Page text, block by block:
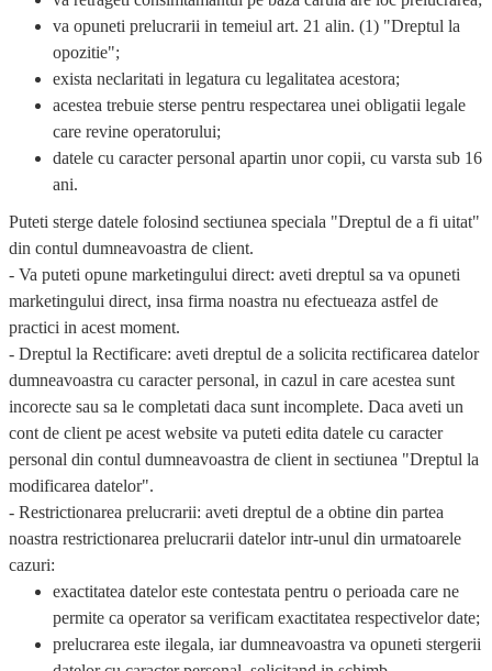
va opuneti prelucrarii in temeiul art. 21 alin. (1) "Dreptul la
opozitie";
exista neclaritati in legatura cu legalitatea acestora;
acestea trebuie sterse pentru respectarea unei obligatii legale
care revine operatorului;
datele cu caracter personal apartin unor copii, cu varsta sub 16
ani.
Puteti sterge datele folosind sectiunea speciala "Dreptul de a fi uitat"
din contul dumneavoastra de client.
- Va puteti opune marketingului direct: aveti dreptul sa va opuneti
marketingului direct, insa firma noastra nu efectueaza astfel de
practici in acest moment.
- Dreptul la Rectificare: aveti dreptul de a solicita rectificarea datelor
dumneavoastra cu caracter personal, in cazul in care acestea sunt
incorecte sau sa le completati daca sunt incomplete. Daca aveti un
cont de client pe acest website va puteti edita datele cu caracter
personal din contul dumneavoastra de client in sectiunea "Dreptul la
modificarea datelor".
- Restrictionarea prelucrarii: aveti dreptul de a obtine din partea
noastra restrictionarea prelucrarii datelor intr-unul din urmatoarele
cazuri:
exactitatea datelor este contestata pentru o perioada care ne
permite ca operator sa verificam exactitatea respectivelor date;
prelucrarea este ilegala, iar dumneavoastra va opuneti stergerii